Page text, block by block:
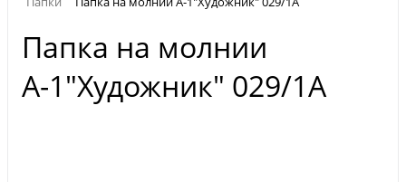
Папка на молнии
А-1"Художник" 029/1А